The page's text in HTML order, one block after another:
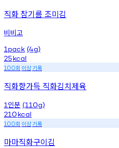
직화 참기름 조미김
비비고
1pack (4g)
25kcal
100회 이상기록
직화향가득 직화김치제육
1 인분 (110g)
210kcal
100회 이상기록
마마직화구이김